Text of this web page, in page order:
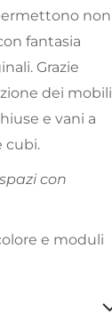
non
fantasia
Grazie
dei mobili
e vani a
cubi.
con
e moduli